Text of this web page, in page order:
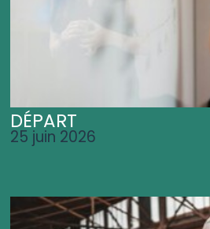
DÉPART
25 juin 2026